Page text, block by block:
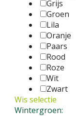
Grijs
Groen
Lila
Oranje
Paars
Rood
Roze
Wit
Zwart
Wis selectie
Wintergroen: